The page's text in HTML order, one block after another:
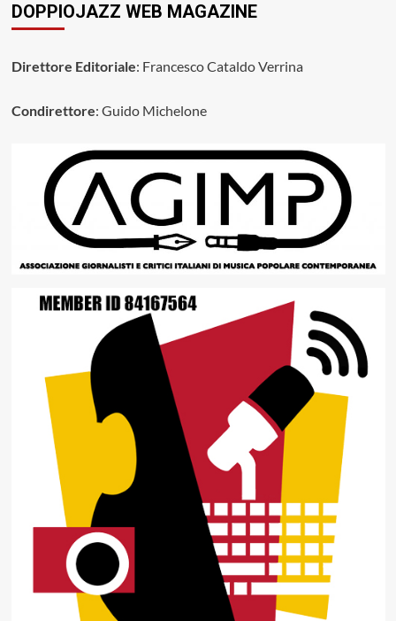
DOPPIOJAZZ WEB MAGAZINE
Direttore Editoriale: Francesco Cataldo Verrina
Condirettore: Guido Michelone